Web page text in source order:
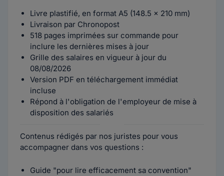
Livre plastifié, en format A5 (148.5 x 210 mm)
Livraison par Chronopost
518 pages imprimées sur commande pour
inclure les dernières mises à jour
Grille des salaires en vigueur à jour du
08/08/2026
Version PDF en téléchargement immédiat
incluse
Répond à l'obligation de l'employeur de mise à
disposition des salariés
Contenus rédigés par nos juristes pour vous
accompagner dans vos questions :
Guide "pour lire efficacement sa convention"